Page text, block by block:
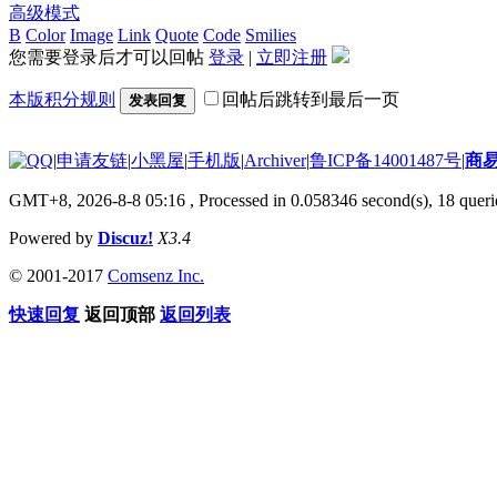
高级模式
B Color Image Link Quote Code Smilies
您需要登录后才可以回帖 登录 | 立即注册
本版积分规则 发表回复 回帖后跳转到最后一页
|申请友链|小黑屋|手机版|Archiver|鲁ICP备14001487号|商
GMT+8, 2026-8-8 05:16 , Processed in 0.058346 second(s), 18
Powered by Discuz! X3.4
© 2001-2017 Comsenz Inc.
快速回复 返回顶部 返回列表